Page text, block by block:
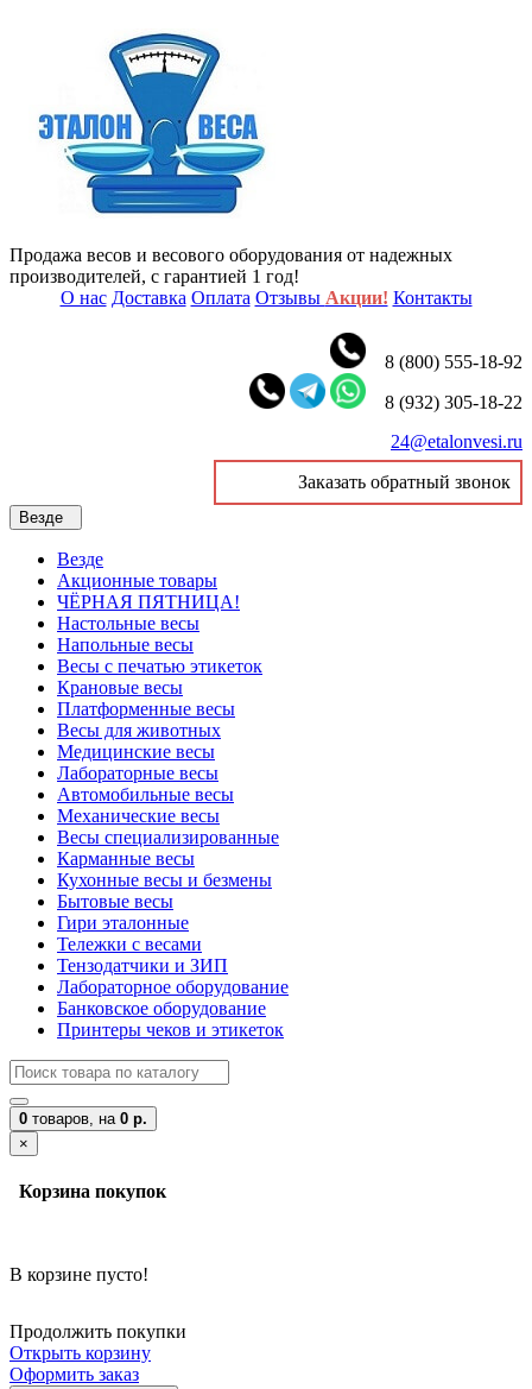
Продажа весов и весового оборудования от надежных
производителей, с гарантией 1 год!
О нас Доставка Оплата Отзывы Акции! Контакты
8 (800) 555-18-92
8 (932) 305-18-22
24@etalonvesi.ru
Заказать обратный звонок
Везде
Везде
Акционные товары
ЧЁРНАЯ ПЯТНИЦА!
Настольные весы
Напольные весы
Весы с печатью этикеток
Крановые весы
Платформенные весы
Весы для животных
Медицинские весы
Лабораторные весы
Автомобильные весы
Механические весы
Весы специализированные
Карманные весы
Кухонные весы и безмены
Бытовые весы
Гири эталонные
Тележки с весами
Тензодатчики и ЗИП
Лабораторное оборудование
Банковское оборудование
Принтеры чеков и этикеток
0 товаров, на 0 р.
×
Корзина покупок
В корзине пусто!
Продолжить покупки
Открыть корзину
Оформить заказ